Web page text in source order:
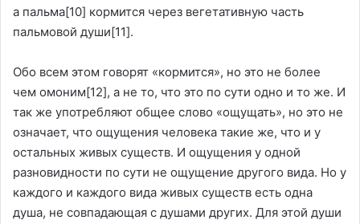
а пальма[10] кормится через вегетативную часть
пальмовой души[11].
Обо всем этом говорят «кормится», но это не более
чем омоним[12], а не то, что это по сути одно и то же. И
так же употребляют общее слово «ощущать», но это не
означает, что ощущения человека такие же, что и у
остальных живых существ. И ощущения у одной
разновидности по сути не ощущение другого вида. Но у
каждого и каждого вида живых существ есть одна
душа, не совпадающая с душами других. Для этой души